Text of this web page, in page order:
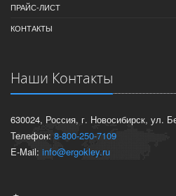
ПРАЙС-ЛИСТ
КОНТАКТЫ
Наши Контакты
630024, Россия, г. Новосибирск, ул.
Телефон: 8-800-250-7109
E-Mail: info@ergokley.ru